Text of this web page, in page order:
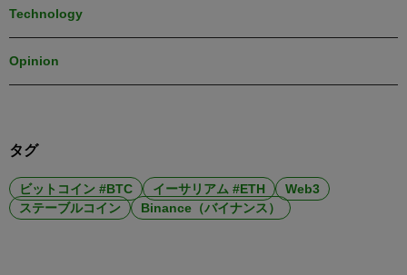
Technology
Opinion
タグ
ビットコイン #BTC イーサリアム #ETH
Web3
ステーブルコイン
Binance（バイナンス）